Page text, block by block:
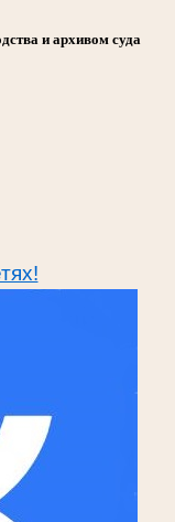
и архивом суда